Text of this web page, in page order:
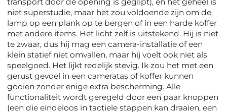
niet superstudie, maar het zou voldoende zijn om de
lamp op een plank op te bergen of in een harde koffer
met andere items. Het licht zelf is uitstekend. Hij is niet
te zwaar, dus hij mag een camera-installatie of een
klein statief niet omvallen, maar hij voelt ook niet als
speelgoed. Het lijkt redelijk stevig. Ik zou het met een
gerust gevoel in een cameratas of koffer kunnen
gooien zonder enige extra bescherming. Alle
functionaliteit wordt geregeld door een paar knoppen
(een die eindeloos in tactiele stappen kan draaien, een